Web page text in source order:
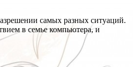
самых разных ситуаций.
в семье компьютера, и